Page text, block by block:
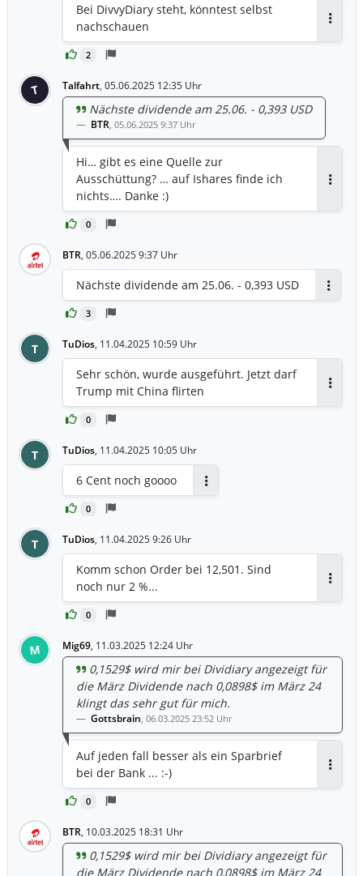
2
Bei DivvyDiary steht, könntest selbst
nachschauen
T Talfahrt, 05.06.2025 12:35 Uhr
0
Nächste dividende am 25.06. - 0,393 USD
BTR, 05.06.2025 9:37 Uhr
Hi… gibt es eine Quelle zur
Ausschüttung? … auf Ishares finde ich
nichts…. Danke :)
BTR, 05.06.2025 9:37 Uhr
3
Nächste dividende am 25.06. - 0,393 USD
T TuDios, 11.04.2025 10:59 Uhr
0
Sehr schön, wurde ausgeführt. Jetzt darf
Trump mit China flirten
T TuDios, 11.04.2025 10:05 Uhr
0
6 Cent noch goooo
T TuDios, 11.04.2025 9:26 Uhr
0
Komm schon Order bei 12,501. Sind
noch nur 2 %...
M Mig69, 11.03.2025 12:24 Uhr
0
0,1529$ wird mir bei Dividiary angezeigt für
die März Dividende nach 0,0898$ im März 24
klingt das sehr gut für mich.
Gottsbrain, 06.03.2025 23:52 Uhr
Auf jeden fall besser als ein Sparbrief
bei der Bank ... :-)
BTR, 10.03.2025 18:31 Uhr
0,1529$ wird mir bei Dividiary angezeigt für
die März Dividende nach 0,0898$ im März 24